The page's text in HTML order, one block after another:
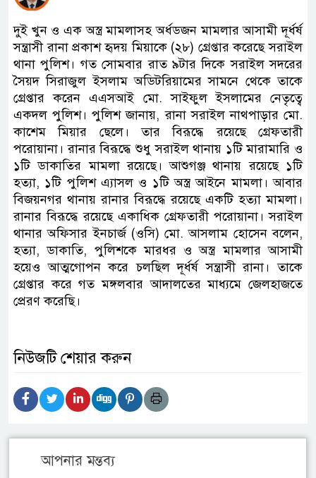
দুই খুন ও এক অস্ত্র মামলাসহ অর্ধডজন মামলার আসামী দূর্ধর্ষ
সন্ত্রাসী রানা প্রকাশ হৃদয় মিয়াকে (২৮) গ্রেপ্তার করেছে সরাইল
থানা পুলিশ। গত সোমবার রাত ৯টার দিকে সরাইল সদরের
সৈয়দ সিরাজুল ইসলাম অডিটরিয়ামের সামনে থেকে তাকে
গ্রেপ্তার করেন এএসআই মো. সাইফুল ইসলামের নেতৃত্বে
একদল পুলিশ। পুলিশ জানায়, রানা সরাইল নাথপাড়ার মো.
কাশেম মিয়ার ছেলে। তার বিরূদ্ধে রয়েছে গ্রেফতারী
পরোয়ানা। রানার বিরূদ্ধে শুধু সরাইল থানায় ১টি মারামারি ও
১টি ডাকাতির মামলা রয়েছে। আশুগঞ্জ থানায় রয়েছে ১টি
হত্যা, ১টি পুলিশ এ্যাসল ও ১টি অস্ত্র আইনে মামলা। আবার
বিজয়নগর থানায় রানার বিরূদ্ধে রয়েছে একটি হত্যা মামলা।
রানার বিরূদ্ধে রয়েছে একাধিক গ্রেফতারী পরোয়ানা। সরাইল
থানার অফিসার ইনচার্জ (ওসি) মো. আসলাম হোসেন বলেন,
হত্যা, ডাকাতি, পুলিশকে মারধর ও অস্ত্র মামলার আসামী
হয়েও আত্মগোপন করে চলছিল দূর্ধর্ষ সন্ত্রাসী রানা। তাকে
গ্রেপ্তার করে গত মঙ্গলবার আদালতের মাধ্যমে জেলহাজতে
প্রেরণ করেছি।
নিউজটি শেয়ার করুন
আপনার মন্তব্য